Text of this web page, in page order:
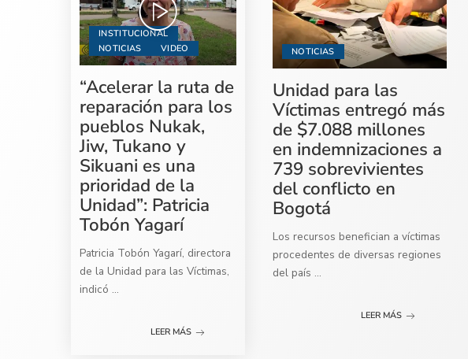
INSTITUCIONAL
NOTICIAS
VIDEO
“Acelerar la ruta de
reparación para los
pueblos Nukak,
Jiw, Tukano y
Sikuani es una
prioridad de la
Unidad”: Patricia
Tobón Yagarí
Patricia Tobón Yagarí, directora
de la Unidad para las Víctimas,
indicó ...
LEER MÁS
NOTICIAS
Unidad para las
Víctimas entregó más
de $7.088 millones
en indemnizaciones a
739 sobrevivientes
del conflicto en
Bogotá
Los recursos benefician a víctimas
procedentes de diversas regiones
del país ...
LEER MÁS